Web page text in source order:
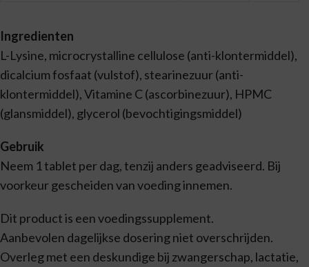
Ingredienten
L-Lysine, microcrystalline cellulose (anti-klontermiddel),
dicalcium fosfaat (vulstof), stearinezuur (anti-
klontermiddel), Vitamine C (ascorbinezuur), HPMC
(glansmiddel), glycerol (bevochtigingsmiddel)
Gebruik
Neem 1 tablet per dag, tenzij anders geadviseerd. Bij
voorkeur gescheiden van voeding innemen.
Dit product is een voedingssupplement.
Aanbevolen dagelijkse dosering niet overschrijden.
Overleg met een deskundige bij zwangerschap, lactatie,